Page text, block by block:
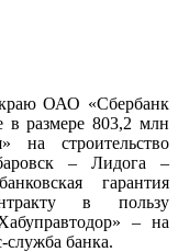
краю ОАО «Сбербанк
в размере 803,2 млн
на строительство
– Лидога –
гарантия
в пользу
– на
служба банка.